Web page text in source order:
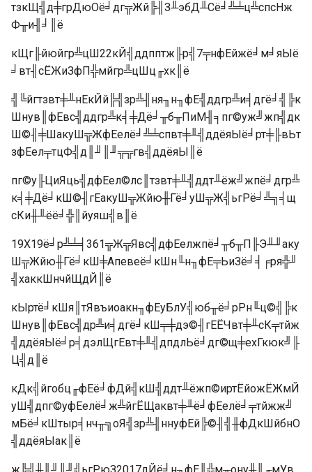
тзкЩ╣д╪грДюОё╛дг╦Жй╠╢З╨эбД╨Сё╛╩╧ц╩спсНж
Ф╥и╢╛║ё
кЩг╟йюйгр╩цШ22кЙ╣ддпптж╟р╣7╤нфЕйжё╛м╛яЫё
╛вт╢сЁЖиЗфП╬мйгр╩цШц╓хк║ё
╣╚йгтзвт╪╨нЕкЙй╠╣зр╩╢ня╖н╖фЕ╣ддгр╩и╡дгё╛╣╠к
Шнув║фЕвс╣ддгр╩к╡╪Дё╛╥б╥ПиМ╢╕пг©уж╝жп╣дк
Ш©╢╪ШакуШ╦ЖфЕелё╛╩╧спвт╪╨╣ддёяЫё╛рт╪╟вЬт
зфЕел╤тцФ╣д║╜║╜╦╦гв╣ддёяЫ║ё
пг©у╟ЦиЯць╣дфЕел©лс║тзвт╪╨╣ддт╨ёж╝жпё╛дгр╩
к╡╪Дё╛кШ©╢гЕакуШ╦Жйю╫Гё╛уШ╦Ж╣ьгРё╛╩╗╡щ
сКи╫╨ёё╛╬║йуяш╣в║ё
19X19ё╛р╩╧╡361╦Ж╦Явс╣дфЕелжпё╛╥б╥П╟Э╨╜аку
Ш╦Жйю╫Гё╛кШ╪Апевеё╛кШн╙н╖фЕ╤ЬиЗё╛╡╒ря╬╜
╣хаккШнчйЩдЙ║ё
кЫртё╛кШя║тЯвъиоакн╖фЕуБлУ╣юб╥ё╛рРн╙ц©╣╠к
Шнув║фЕвс╣др╩и╡дгё╛кШ╤╪дэ©╢гЕЁЧвт╪╨сК╤тйж
╣ддёяЫё╛р╡дэлЩгЕвт╪╨╣дпдлЬё╛дг©щ╪ехГкюк╝╟
Ц╣д║ё
кДк╣йгобц╓фЕё╛фДй╣кШ╣ддт╨ёжп©иртЁйожЁЖмЙ
уШ╣дпг©уфЕелё╛ж╩йгЁЩаквт╪╨ё╛фЕелё╛╤тйжж╝
мБё╛кШтыр╡нч╥╗оЯ╣зр╩╢ннуфЕй╠©╢╣╫фДкШйбнО
╣ддёяЫак║ё